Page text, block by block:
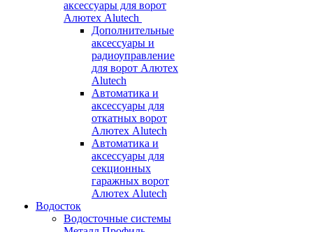
аксессуары для ворот
Алютех Alutech
Дополнительные
аксессуары и
радиоуправление
для ворот Алютех
Alutech
Автоматика и
аксессуары для
откатных ворот
Алютех Alutech
Автоматика и
аксессуары для
секционных
гаражных ворот
Алютех Alutech
Водосток
Водосточные системы